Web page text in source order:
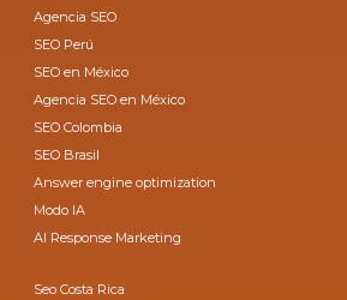
Agencia SEO
SEO Perú
SEO en México
Agencia SEO en México
SEO Colombia
SEO Brasil
Answer engine optimization
Modo IA
AI Response Marketing
Seo Costa Rica